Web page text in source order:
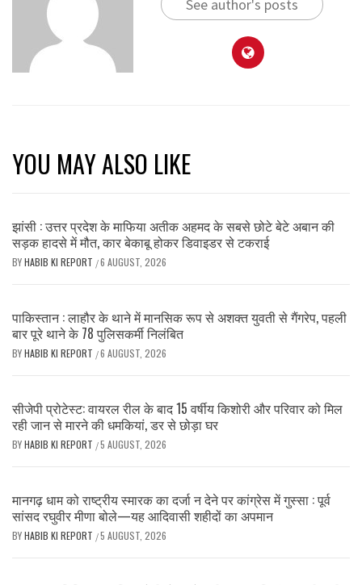
See author's posts
YOU MAY ALSO LIKE
झांसी : उत्तर प्रदेश के माफिया अतीक अहमद के सबसे छोटे बेटे अबान की
सड़क हादसे में मौत, कार बेकाबू होकर डिवाइडर से टकराई
BYHABIB KI REPORT /6 AUGUST, 2026
पाकिस्तान : लाहौर के थाने में मानसिक रूप से अशक्त युवती से गैंगरेप, पहली
बार पूरे थाने के 78 पुलिसकर्मी निलंबित
BYHABIB KI REPORT /6 AUGUST, 2026
सीजेपी प्रोटेस्ट: वायरल रील के बाद 15 वर्षीय किशोरी और परिवार को मिल
रही जान से मारने की धमकियां, डर से छोड़ा घर
BYHABIB KI REPORT /5 AUGUST, 2026
मानगढ़ धाम को राष्ट्रीय स्मारक का दर्जा न देने पर कांग्रेस में गुस्सा : पूर्व
सांसद रघुवीर मीणा बोले—यह आदिवासी शहीदों का अपमान
BYHABIB KI REPORT /5 AUGUST, 2026